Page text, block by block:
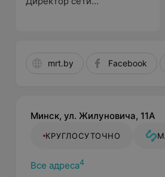
Тригеминальная
mrt.by Facebook
Минск, ул. Жилуновича, 11А
КРУГЛОСУТОЧНО
Все адреса4